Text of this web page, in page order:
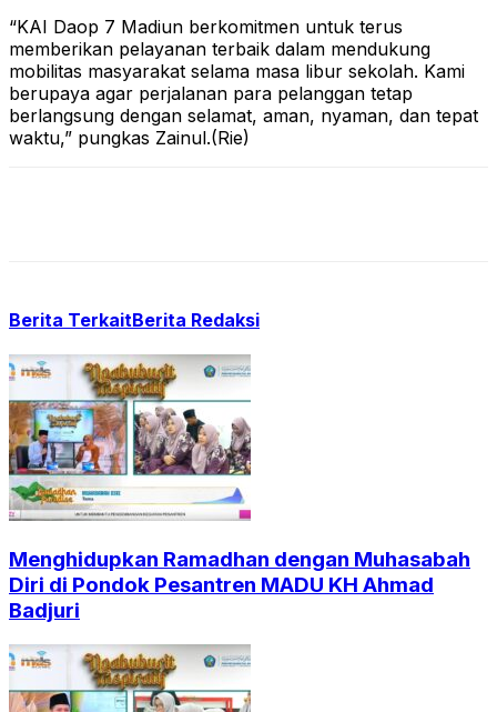
“KAI Daop 7 Madiun berkomitmen untuk terus
memberikan pelayanan terbaik dalam mendukung
mobilitas masyarakat selama masa libur sekolah. Kami
berupaya agar perjalanan para pelanggan tetap
berlangsung dengan selamat, aman, nyaman, dan tepat
waktu,” pungkas Zainul.(Rie)
Berita TerkaitBerita Redaksi
Menghidupkan Ramadhan dengan Muhasabah
Diri di Pondok Pesantren MADU KH Ahmad
Badjuri